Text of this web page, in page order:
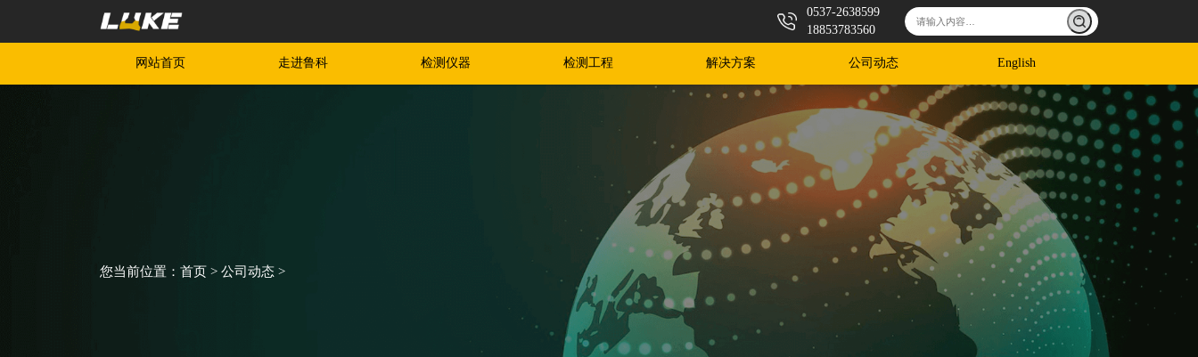
0537-2638599
18853783560
网站首页 走进鲁科 检测仪器 检测工程 解决方案 公司动态 English
您当前位置：首页 >公司动态 >